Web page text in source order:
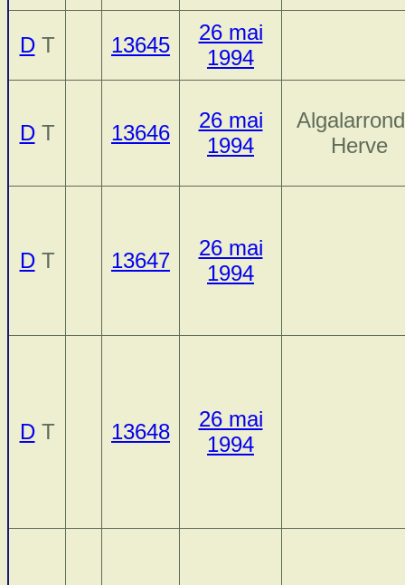
DT 13645
26 mai
1994
DT 13646
26 mai
1994
Herve
DT 13647
26 mai
1994
DT 13648
26 mai
1994